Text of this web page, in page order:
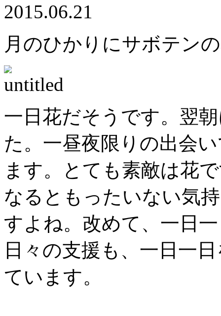
2015.06.21
月のひかりにサボテン
一日花だそうです。翌
た。一昼夜限りの出会
ます。とても素敵は花
なるともったいない気
すよね。改めて、一日
日々の支援も、一日一
ています。